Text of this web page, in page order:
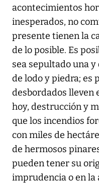
acontecimientos
inesperados, no
presente tienen la
de lo posible. Es
sea sepultado una
de lodo y piedra; es
desbordados lleven
hoy, destrucción y
que los incendios
con miles de
de hermosos
pueden tener su
imprudencia o en la